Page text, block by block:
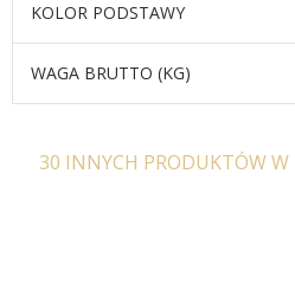
KOLOR PODSTAWY
WAGA BRUTTO (KG)
30 INNYCH PRODUKTÓW W